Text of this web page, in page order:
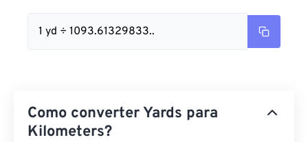
1 yd ÷ 1093.61329833..
Como converter Yards para
Kilometers?